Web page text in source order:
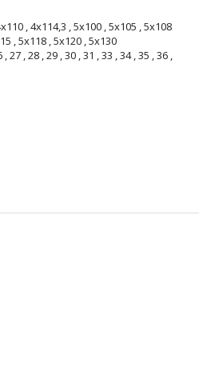
,4x114,3 ,5x100 ,5x105 ,5x108
,5x118 ,5x120 ,5x130
,27 ,28 ,29 ,30 ,31 ,33 ,34,35 ,36 ,